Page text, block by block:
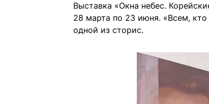
Выставка «Окна небес.
28 марта по 23 июня. «Всем,
одной из сторис.